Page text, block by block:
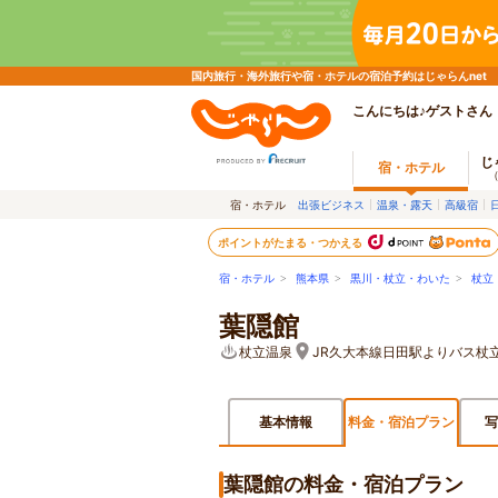
国内旅行・海外旅行や宿・ホテルの宿泊予約はじゃらんnet
こんにちは♪ゲストさん
宿・ホテル じ
宿・ホテル 出張ビジネス 温泉・露天 高級宿
ポイントがたまる・つかえる
宿・ホテル > 熊本県 > 黒川・杖立・わいた > 杖立
葉隠館
杖立温泉 JR久大本線日田駅よりバス杖
基本情報 料金・宿泊プラン
葉隠館の料金・宿泊プラン